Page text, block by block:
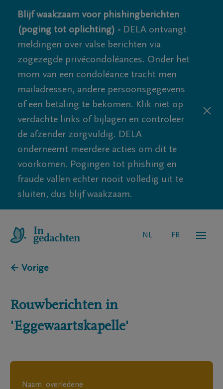
Blijf waakzaam voor phishingberichten
(poging tot oplichting) - DELA ontvangt
meldingen over valse berichten via
zogezegde privécondoléances. Onder het
mom van een condoléance tracht men
mailadressen, andere persoonsgegevens
of een betaling te bekomen. Klik niet op
verdachte links of bijlagen en controleer
de afzender zorgvuldig. DELA
onderneemt meerdere acties om dit te
voorkomen. Pogingen tot phishing en
fraude vallen echter nooit volledig uit te
sluiten, dus blijf waakzaam.
NL FR
← Vorige
Rouwberichten in
'Eggewaartskapelle'